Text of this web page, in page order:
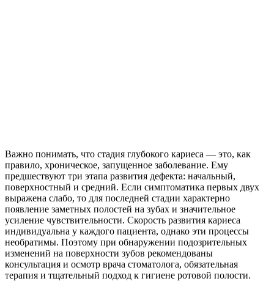
Важно понимать, что стадия глубокого кариеса — это, как
правило, хроническое, запущенное заболевание. Ему
предшествуют три этапа развития дефекта: начальный,
поверхностный и средний. Если симптоматика первых двух
выражена слабо, то для последней стадии характерно
появление заметных полостей на зубах и значительное
усиление чувствительности. Скорость развития кариеса
индивидуальна у каждого пациента, однако эти процессы
необратимы. Поэтому при обнаружении подозрительных
изменений на поверхности зубов рекомендованы
консультация и осмотр врача стоматолога, обязательная
терапия и тщательный подход к гигиене ротовой полости.